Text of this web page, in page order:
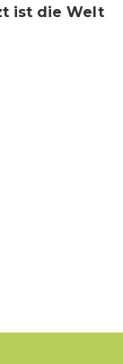
ist die Welt